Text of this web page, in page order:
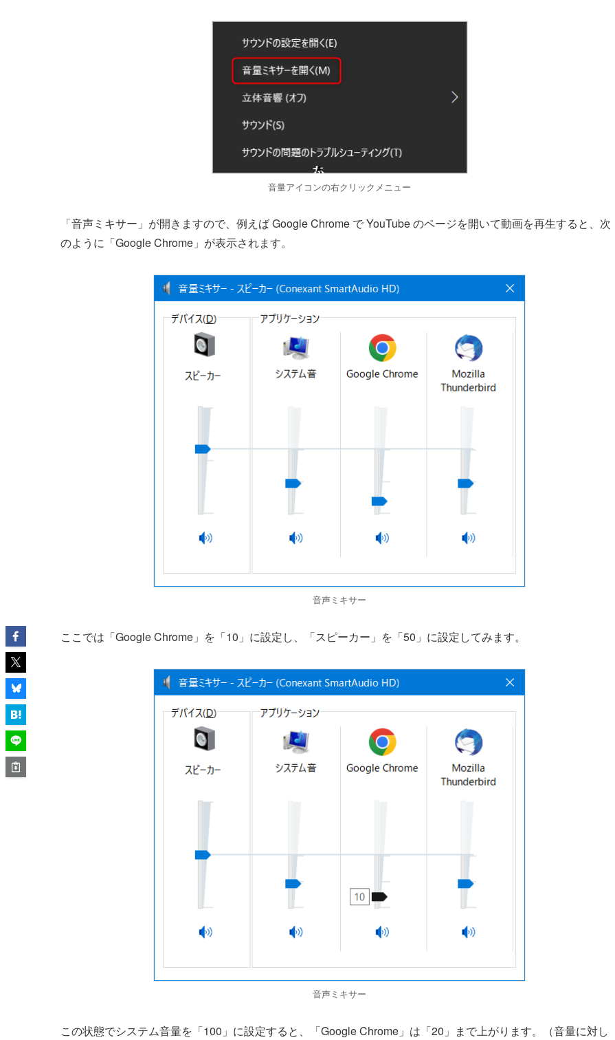
音量アイコンの右クリックメニュー
「音声ミキサー」が開きますので、例えば Google Chrome で YouTube のページを開いて動画を再生すると、次
のように「Google Chrome」が表示されます。
音声ミキサー
ここでは「Google Chrome」を「10」に設定し、「スピーカー」を「50」に設定してみます。
音声ミキサー
この状態でシステム音量を「100」に設定すると、「Google Chrome」は「20」まで上がります。（音量に対し